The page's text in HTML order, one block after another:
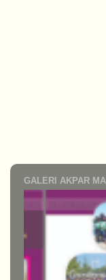
GALERI AKPAR